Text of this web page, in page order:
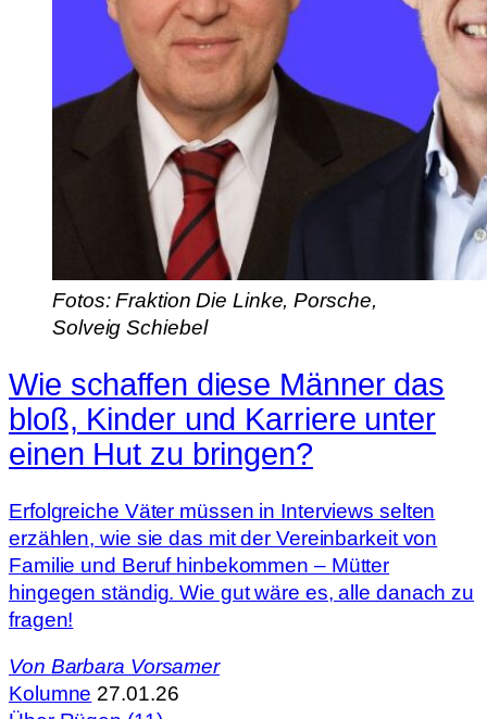
Fotos: Fraktion Die Linke, Porsche,
Solveig Schiebel
Wie schaffen diese Männer das
bloß, Kinder und Karriere unter
einen Hut zu bringen?
Erfolgreiche Väter müssen in Interviews selten
erzählen, wie sie das mit der Vereinbarkeit von
Familie und Beruf hinbekommen – Mütter
hingegen ständig. Wie gut wäre es, alle danach zu
fragen!
Von Barbara Vorsamer
Kolumne 27.01.26